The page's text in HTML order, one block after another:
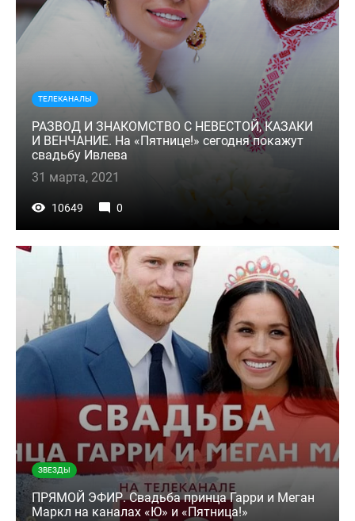
ТЕЛЕКАНАЛЫ
РАЗВОД И ЗНАКОМСТВО С НЕВЕСТОЙ, КАЗАКИ
И ВЕНЧАНИЕ. На «Пятнице!» сегодня покажут
свадьбу Ивлева
31 марта, 2021
10649 0
ЗВЕЗДЫ
ПРЯМОЙ ЭФИР. Свадьба принца Гарри и Меган
Маркл на каналах «Ю» и «Пятница!»